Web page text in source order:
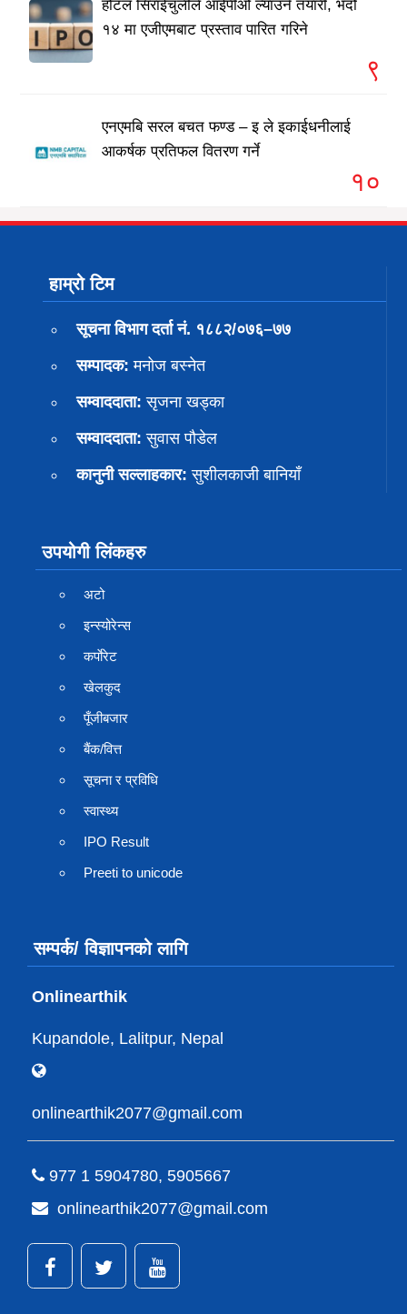
होटल सिराईचुलीले आईपीओ ल्याउने तयारी, भदौ
१४ मा एजीएमबाट प्रस्ताव पारित गरिने
९
एनएमबि सरल बचत फण्ड – इ ले इकाईधनीलाई
आकर्षक प्रतिफल वितरण गर्ने
१०
हाम्रो टिम
सूचना विभाग दर्ता नं. १८८२/०७६–७७
सम्पादक: मनोज बस्नेत
सम्वाददाता: सृजना खड्का
सम्वाददाता: सुवास पाैडेल
कानुनी सल्लाहकार: सुशीलकाजी बानियाँ
उपयोगी लिंकहरु
अटो
इन्स्योरेन्स
कर्पाेरेट
खेलकुद
पूँजीबजार
बैंक/वित्त
सूचना र प्रविधि
स्वास्थ्य
IPO Result
Preeti to unicode
सम्पर्क/ विज्ञापनको लागि
Onlinearthik
Kupandole, Lalitpur, Nepal
onlinearthik2077@gmail.com
977 1 5904780, 5905667
onlinearthik2077@gmail.com